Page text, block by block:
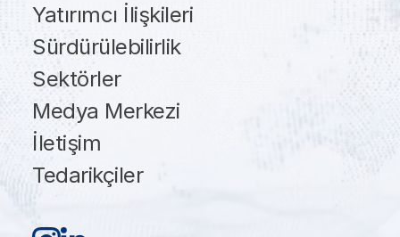
Yatırımcı İlişkileri
Sürdürülebilirlik
Sektörler
Medya Merkezi
İletişim
Tedarikçiler